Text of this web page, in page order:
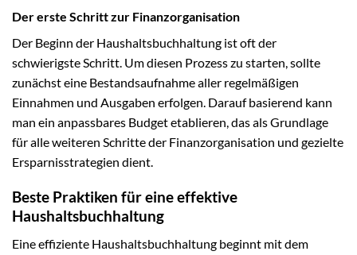
Der erste Schritt zur Finanzorganisation
Der Beginn der Haushaltsbuchhaltung ist oft der
schwierigste Schritt. Um diesen Prozess zu starten, sollte
zunächst eine Bestandsaufnahme aller regelmäßigen
Einnahmen und Ausgaben erfolgen. Darauf basierend kann
man ein anpassbares Budget etablieren, das als Grundlage
für alle weiteren Schritte der Finanzorganisation und gezielte
Ersparnisstrategien dient.
Beste Praktiken für eine effektive
Haushaltsbuchhaltung
Eine effiziente Haushaltsbuchhaltung beginnt mit dem